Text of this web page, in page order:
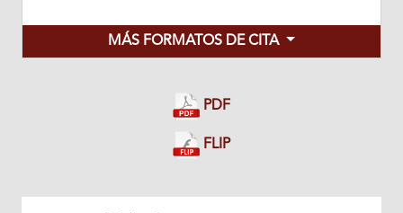
MÁS FORMATOS DE CITA
PDF
FLIP